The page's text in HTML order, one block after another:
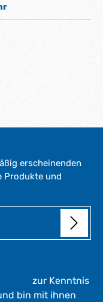
erscheinenden
Produkte und
zur Kenntnis
bin mit ihnen